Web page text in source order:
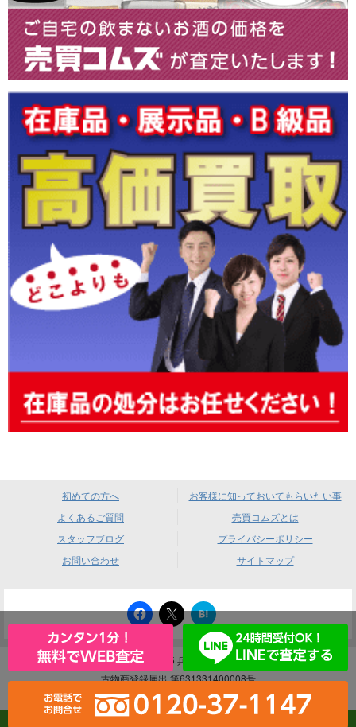
初めての方へ
お客様に知っておいてもらいたい事
よくあるご質問
売買コムズとは
スタッフブログ
プライバシーポリシー
お問い合わせ
サイトマップ
は
て
な
ブ
ッ
ク
マ
ー
ク
売買コムズ 〒660-0085 兵庫県尼崎市元浜町4-88
古物商登録届出 第631331400008号
｜ 酒類販売業免許 尼法第383号